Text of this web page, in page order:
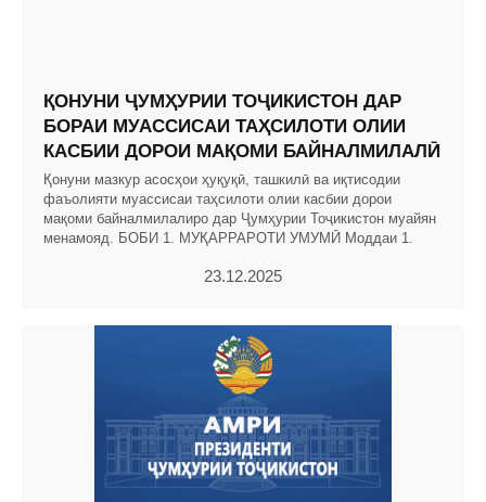
ҚОНУНИ ҶУМҲУРИИ ТОҶИКИСТОН ДАР
БОРАИ МУАССИСАИ ТАҲСИЛОТИ ОЛИИ
КАСБИИ ДОРОИ МАҚОМИ БАЙНАЛМИЛАЛӢ
Қонуни мазкур асосҳои ҳуқуқӣ, ташкилӣ ва иқтисодии
фаъолияти муассисаи таҳсилоти олии касбии дорои
мақоми байналмилалиро дар Ҷумҳурии Тоҷикистон муайян
менамояд. БОБИ 1. МУҚАРРАРОТИ УМУМӢ Моддаи 1.
23.12.2025